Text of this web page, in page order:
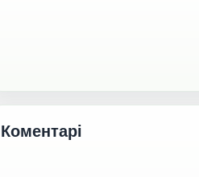
Коментарі